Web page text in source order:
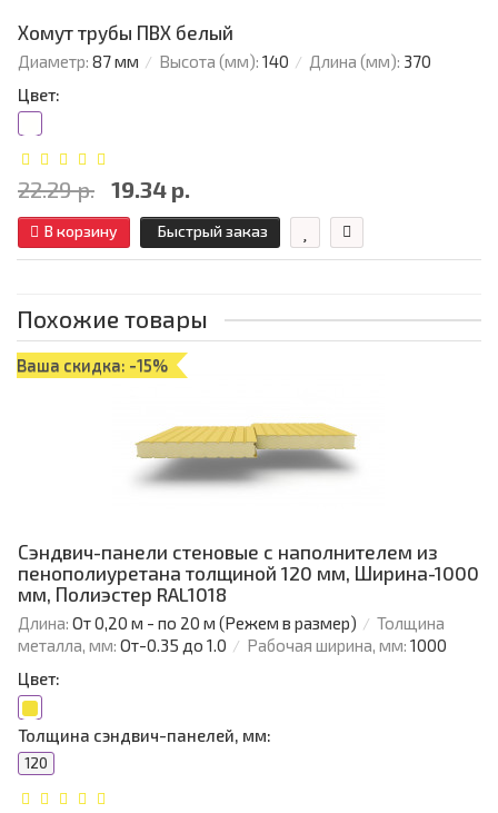
Хомут трубы ПВХ белый
Диаметр: 87 мм Высота (мм): 140 Длина (мм): 370
Цвет:
22.29 р. 19.34 р.
В корзину Быстрый заказ
Похожие товары
Ваша скидка: -15%
Сэндвич-панели стеновые с наполнителем из
пенополиуретана толщиной 120 мм, Ширина-1000
мм, Полиэстер RAL1018
Длина: От 0,20 м - по 20 м (Режем в размер)
Толщина
металла, мм: От-0.35 до 1.0 Рабочая ширина, мм: 1000
Цвет:
Толщина сэндвич-панелей, мм:
120